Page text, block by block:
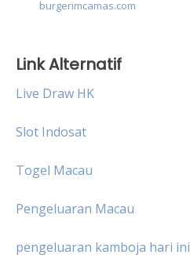
burgerimcamas.com
Link Alternatif
Live Draw HK
Slot Indosat
Togel Macau
Pengeluaran Macau
pengeluaran kamboja hari ini